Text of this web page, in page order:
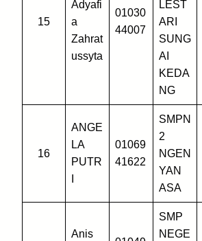
15
Adyafi
a
Zahrat
ussyta
01030
44007
LEST
ARI
SUNG
AI
KEDA
NG
16
ANGE
LA
PUTR
01069
41622
SMPN
2
NGEN
YAN
ASA
Anis
SMP
NEGE